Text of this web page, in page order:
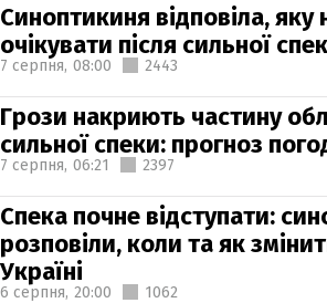
Синоптикиня відповіла, яку
очікувати після сильної
7 серпня, 08:00 2443
Грози накриють частину
сильної спеки: прогноз
7 серпня, 06:21 2397
Спека почне відступати:
розповіли, коли та як
Україні
6 серпня, 20:00 1062